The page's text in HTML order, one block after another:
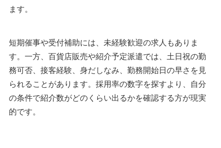
ます。
短期催事や受付補助には、未経験歓迎の求人もありま
す。一方、百貨店販売や紹介予定派遣では、土日祝の勤
務可否、接客経験、身だしなみ、勤務開始日の早さを見
られることがあります。採用率の数字を探すより、自分
の条件で紹介数がどのくらい出るかを確認する方が現実
的です。